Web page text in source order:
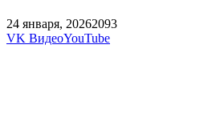
24 января, 20262093
VK ВидеоYouTube